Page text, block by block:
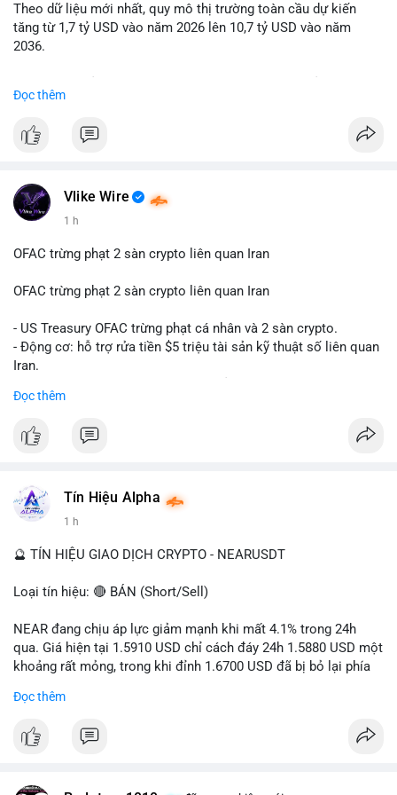
Lời khuyên: Nhà đầu tư nhỏ lẻ nên quan sát thêm 2-4 giờ sau
khi giao dịch được xác nhận, tránh hành động theo cảm xúc.
ưu tiên quản trị rủi ro trong giai đoạn biến động mạnh.
#btcmempool65k
Theo dữ liệu mới nhất, quy mô thị trường toàn cầu dự kiến
tăng từ 1,7 tỷ USD vào năm 2026 lên 10,7 tỷ USD vào năm
2036.
hàng năm (CAGR) ấn tượng lên tới 20,2%.
Điều gì đang thúc đẩy sự tăng trưởng vượt bậc này? Hãy cùng
Đọc thêm
Vlike Wire
1 h
OFAC trừng phạt 2 sàn crypto liên quan Iran
OFAC trừng phạt 2 sàn crypto liên quan Iran
- US Treasury OFAC trừng phạt cá nhân và 2 sàn crypto.
- Động cơ: hỗ trợ rửa tiền $5 triệu tài sản kỹ thuật số liên quan
Iran.
- Tác động: rủi ro cho thị trường crypto, tăng áp lực pháp lý.
#binancesquare
#vlikevn #titanbot
📰 Nguồn: Cointelegraph
Đọc thêm
Tín Hiệu Alpha
1 h
🔮 TÍN HIỆU GIAO DỊCH CRYPTO - NEARUSDT
Loại tín hiệu: 🔴 BÁN (Short/Sell)
NEAR đang chịu áp lực giảm mạnh khi mất 4.1% trong 24h
qua. Giá hiện tại 1.5910 USD chỉ cách đáy 24h 1.5880 USD một
khoảng rất mỏng, trong khi đỉnh 1.6700 USD đã bị bỏ lại phía
kiểm soát hoàn toàn. Khối lượng giao dịch 10.29 triệu NEAR
tiếp diễn.
Đọc thêm